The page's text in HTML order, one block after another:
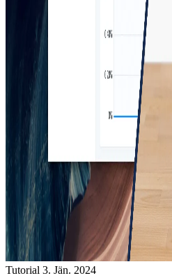
Tutorial 3. Jän. 2024